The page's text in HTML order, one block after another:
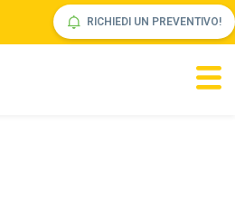
RICHIEDI UN PREVENTIVO!